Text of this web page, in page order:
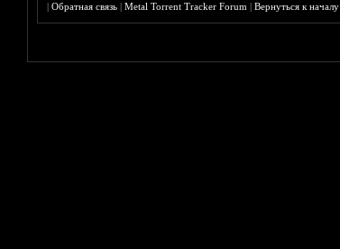
|Обратная связь |Metal Torrent Tracker Forum |Вернуться к началу